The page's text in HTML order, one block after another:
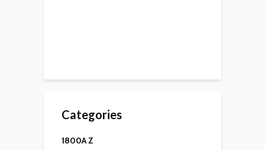
Categories
1800A Z